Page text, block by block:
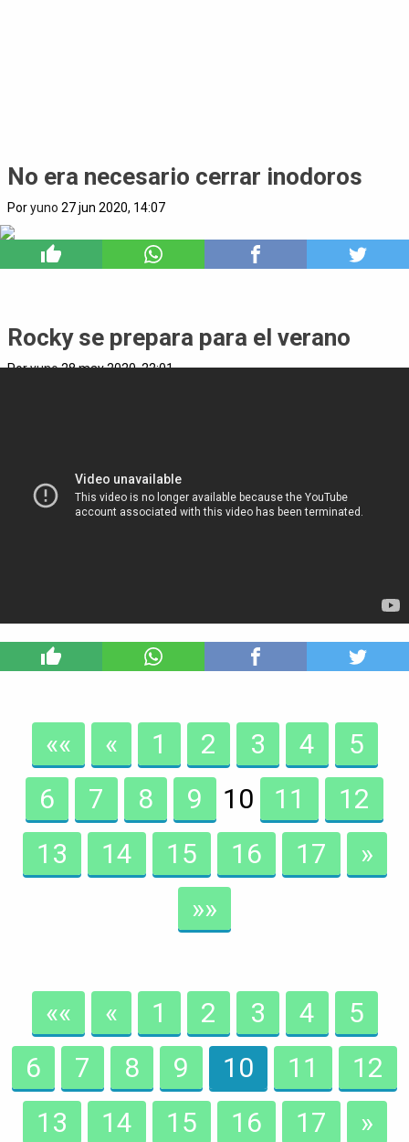
No era necesario cerrar inodoros
Poryuno 27 jun 2020, 14:07
Rocky se prepara para el verano
Poryuno28 may 2020, 22:01
«« « 1 2 3 4
5
6
7 8 9 10 11
12
13
14 15 16 17
»
»»
«« « 1 2 3 4
5
6
7 8 9 10 11
12
13
14 15 16 17 »